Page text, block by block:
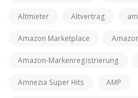
Altmieter Altvertrag
Amazon Marketplace
Amazon-Markenregistrierung
Amnezia Super Hits AMP